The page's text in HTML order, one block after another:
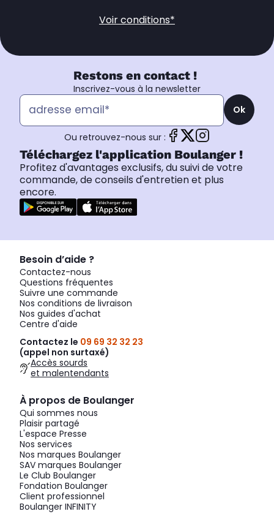
Voir conditions*
Restons en contact !
Inscrivez-vous à la newsletter
Ok
Ou retrouvez-nous sur :
Téléchargez l'application Boulanger !
Profitez d'avantages exclusifs, du suivi de votre
commande, de conseils d'entretien et plus
encore.
Besoin d’aide ?
Contactez-nous
Questions fréquentes
Suivre une commande
Nos conditions de livraison
Nos guides d'achat
Centre d'aide
Contactez le 09 69 32 32 23
(appel non surtaxé)
Accès sourds
et malentendants
À propos de Boulanger
Qui sommes nous
Plaisir partagé
L'espace Presse
Nos services
Nos marques Boulanger
SAV marques Boulanger
Le Club Boulanger
Fondation Boulanger
Client professionnel
Boulanger INFINITY